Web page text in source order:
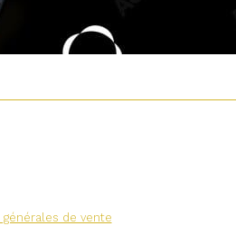
générales de vente